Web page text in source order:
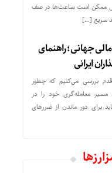
ممکن است ساعت‌ها در صف
سریع […]
مالی جهانی؛ راهنمای
ایرانی
بررسی می‌کنیم که چطور
مسیر معامله‌گری خود را در
برای دور ماندن از ضررهای